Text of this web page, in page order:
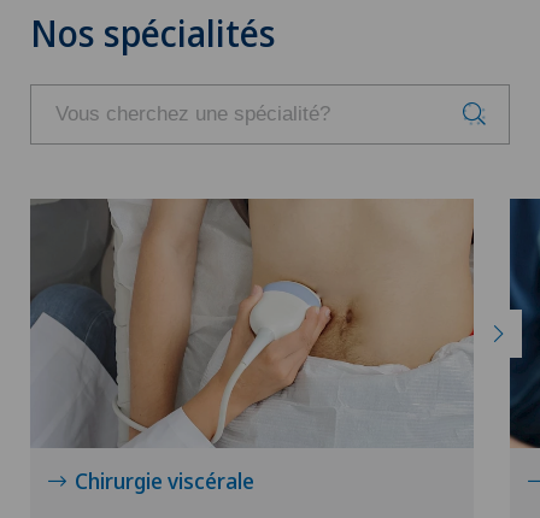
Nos spécialités
Chirurgie viscérale